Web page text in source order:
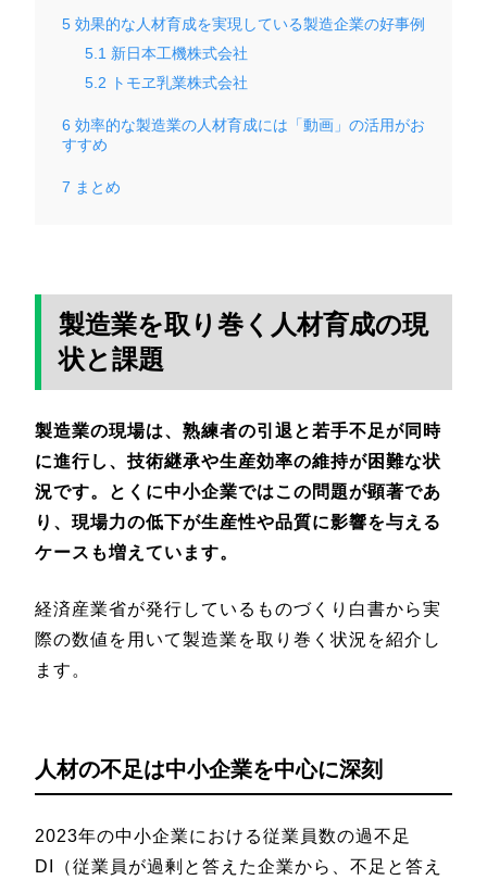
5 効果的な人材育成を実現している製造企業の好事例
5.1 新日本工機株式会社
5.2 トモヱ乳業株式会社
6 効率的な製造業の人材育成には「動画」の活用がお
すすめ
7 まとめ
製造業を取り巻く人材育成の現
状と課題
製造業の現場は、熟練者の引退と若手不足が同時
に進行し、技術継承や生産効率の維持が困難な状
況です。とくに中小企業ではこの問題が顕著であ
り、現場力の低下が生産性や品質に影響を与える
ケースも増えています。
経済産業省が発行しているものづくり白書から実
際の数値を用いて製造業を取り巻く状況を紹介し
ます。
人材の不足は中小企業を中心に深刻
2023年の中小企業における従業員数の過不足
DI（従業員が過剰と答えた企業から、不足と答え